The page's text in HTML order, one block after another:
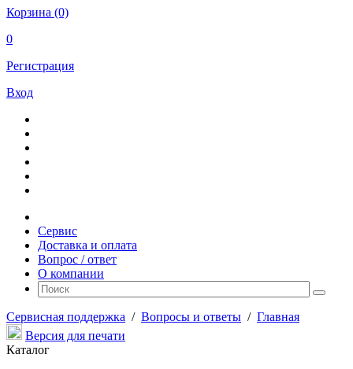
Корзина (0)
0
Регистрация
Вход
Сервис
Доставка и оплата
Вопрос / ответ
О компании
Сервисная поддержка / Вопросы и ответы / Главная
Версия для печати
Каталог